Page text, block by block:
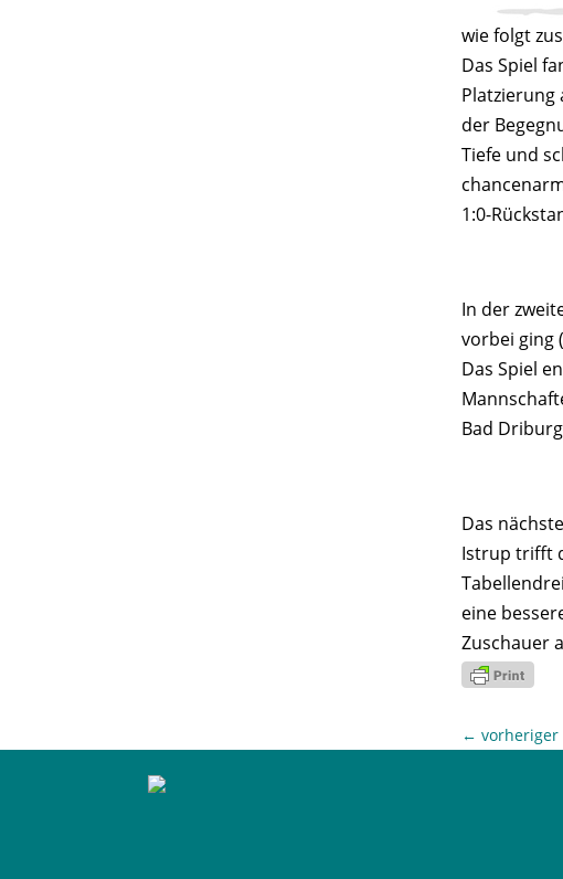
wie folgt
Das Spiel
Platzierung
der
Tiefe und
1:0-
In der
vorbei ging
Das Spiel
Bad
Das
Istrup trifft
eine
Zuschauer
← vorheriger